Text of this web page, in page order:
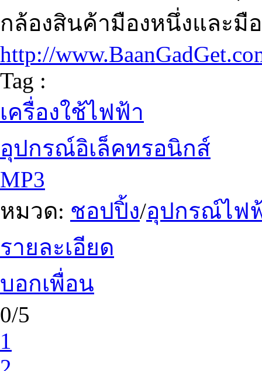
กล้องสินค้ามืองหนึ่งและมื
http://
Tag :
เครื่องใช้ไฟฟ้า
อุปกรณ์อิเล็คทรอนิกส์
MP3
หมวด: ชอปปิ้ง/อุปกรณ์ไฟ
รายละเอียด
บอกเพื่อน
0/5
1